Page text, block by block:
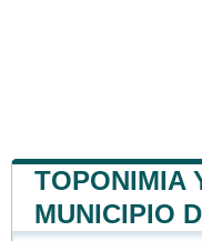
TOPONIMIA
MUNICIPIO